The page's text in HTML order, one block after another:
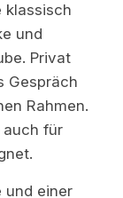
klassisch
und
Privat
Gespräch
Rahmen.
für
und einer